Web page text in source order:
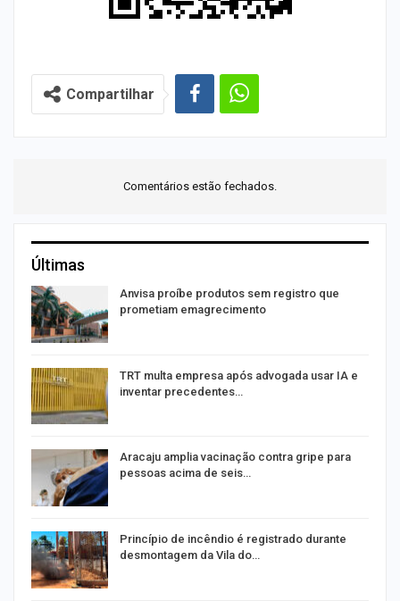
Compartilhar
Comentários estão fechados.
Últimas
Anvisa proíbe produtos sem registro que
prometiam emagrecimento
TRT multa empresa após advogada usar IA e
inventar precedentes…
Aracaju amplia vacinação contra gripe para
pessoas acima de seis…
Princípio de incêndio é registrado durante
desmontagem da Vila do…